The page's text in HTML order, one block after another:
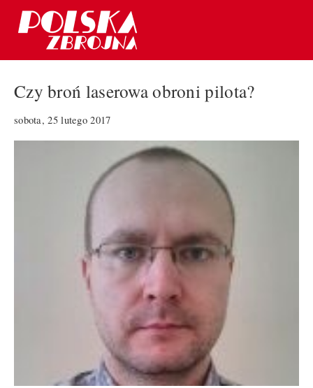
Czy broń laserowa obroni pilota?
sobota, 25 lutego 2017